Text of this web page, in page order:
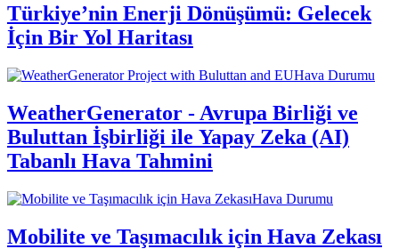
Türkiye’nin Enerji Dönüşümü: Gelecek
İçin Bir Yol Haritası
Hava Durumu
WeatherGenerator - Avrupa Birliği ve
Buluttan İşbirliği ile Yapay Zeka (AI)
Tabanlı Hava Tahmini
Hava Durumu
Mobilite ve Taşımacılık için Hava Zekası